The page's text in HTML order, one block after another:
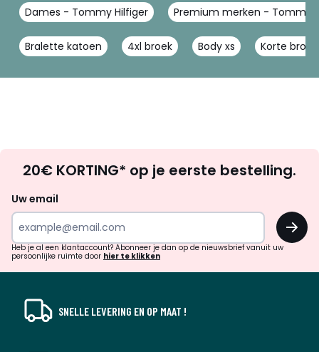
Dames - Tommy Hilfiger Premium merken - Tommy
Bralette katoen 4xl broek Body xs Korte
zoek
inspiratie
verrassingen?
20€ KORTING* op je eerste bestelling.
Uw email
OK
Heb je al een klantaccount? Abonneer je dan op de nieuwsbrief vanuit uw
persoonlijke ruimte door hier te klikken
SNELLE LEVERING EN OP MAAT !